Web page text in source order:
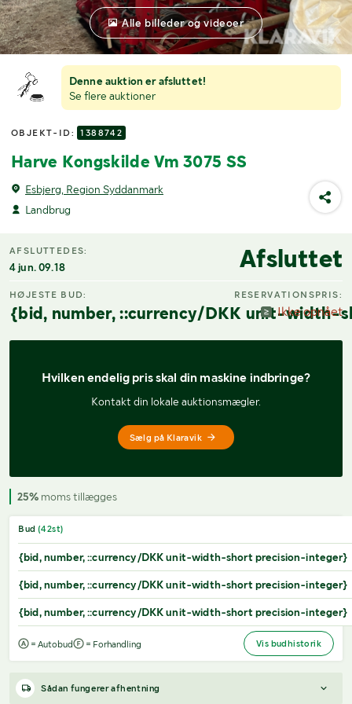
Denne auktion er afsluttet!
Se flere auktioner
OBJEKT-ID: 1388742
Harve Kongskilde Vm 3075 SS
Esbjerg, Region Syddanmark
Landbrug
Alle billeder og videoer
AFSLUTTEDES:
4 jun. 09.18 Afsluttet
HØJESTE BUD:
{bid, number, ::currency/DKK unit-width-
RESERVATIONSPRIS:
Ikke opnået
Hvilken endelig pris skal din maskine indbringe?
Kontakt din lokale auktionsmægler.
Sælg på Klaravik
25% moms tillægges
Bud (42st)
{bid, number, ::currency/DKK unit-width-short precision-integer}
{bid, number, ::currency/DKK unit-width-short precision-integer}
{bid, number, ::currency/DKK unit-width-short precision-integer}
= Autobud = Forhandling Vis budhistorik
Sådan fungerer afhentning